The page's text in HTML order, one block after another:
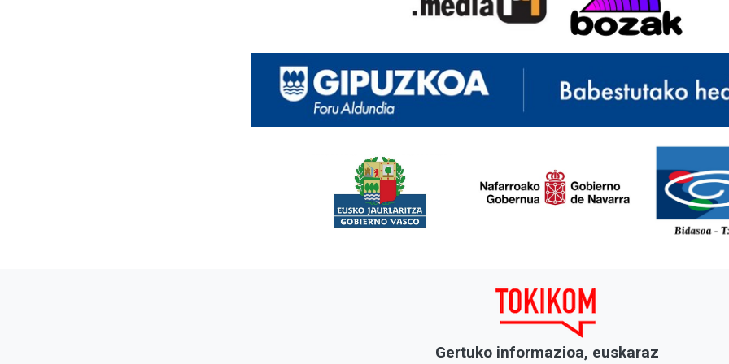
Gertuko informazioa, euskaraz